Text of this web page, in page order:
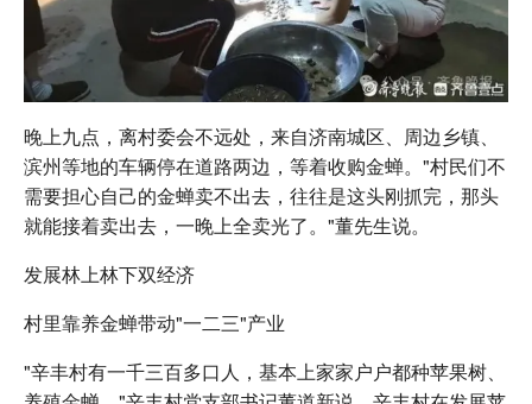
晚上九点，离村委会不远处，来自济南城区、周边乡镇、
滨州等地的车辆停在道路两边，等着收购金蝉。"村民们不
需要担心自己的金蝉卖不出去，往往是这头刚抓完，那头
就能接着卖出去，一晚上全卖光了。"董先生说。
发展林上林下双经济
村里靠养金蝉带动"一二三"产业
"辛丰村有一千三百多口人，基本上家家户户都种苹果树、